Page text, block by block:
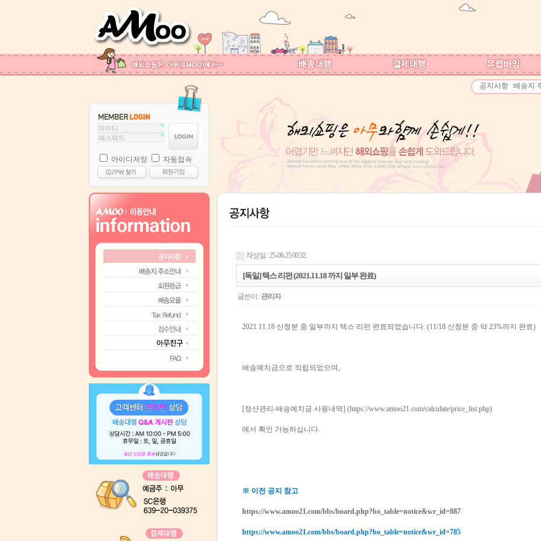
공지사항 배송지
아이디저장 자동접속
작성일 : 25-08-25 00:32
[독일] 택스 리펀 (2021.11.18 까지 일부 완료)
글쓴이 : 관리자
2021.11.18 신청분 중 일부까지 택스 리펀 완료되었습니다. (11/18 신청분 중 약 23%까지 완료)
배송예치금으로 적립되었으며,
[정산관리-배송예치금 사용내역] (https://www.amoo21.com/calculate/price_list.php)
에서 확인 가능하십니다.
※ 이전 공지 참고
https://www.amoo21.com/bbs/board.php?bo_table=notice&wr_id=887
https://www.amoo21.com/bbs/board.php?bo_table=notice&wr_id=785